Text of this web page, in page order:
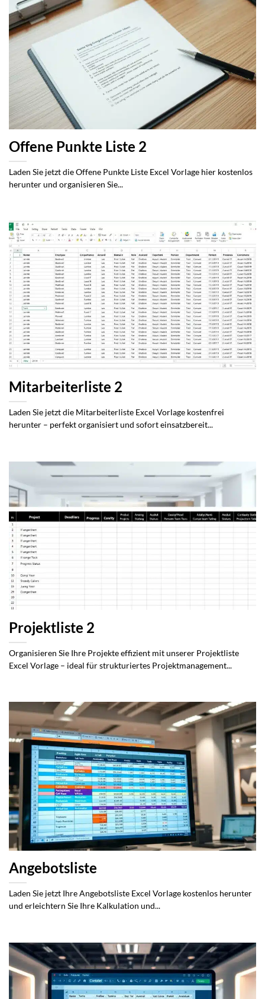
Offene Punkte Liste 2
Laden Sie jetzt die Offene Punkte Liste Excel Vorlage hier kostenlos
herunter und organisieren Sie...
Mitarbeiterliste 2
Laden Sie jetzt die Mitarbeiterliste Excel Vorlage kostenfrei
herunter – perfekt organisiert und sofort einsatzbereit...
Projektliste 2
Organisieren Sie Ihre Projekte effizient mit unserer Projektliste
Excel Vorlage – ideal für strukturiertes Projektmanagement...
Angebotsliste
Laden Sie jetzt Ihre Angebotsliste Excel Vorlage kostenlos herunter
und erleichtern Sie Ihre Kalkulation und...